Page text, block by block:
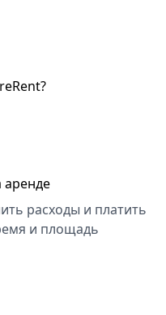
расходы и платить
и площадь